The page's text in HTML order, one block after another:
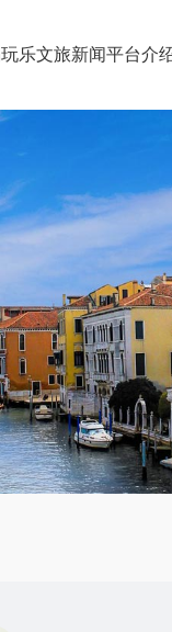
文房四宝 吃喝玩乐